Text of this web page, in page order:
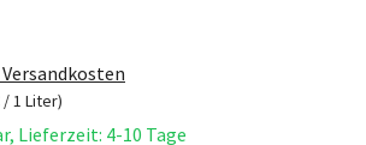
/ 1 Liter)
Lieferzeit: 4-10 Tage